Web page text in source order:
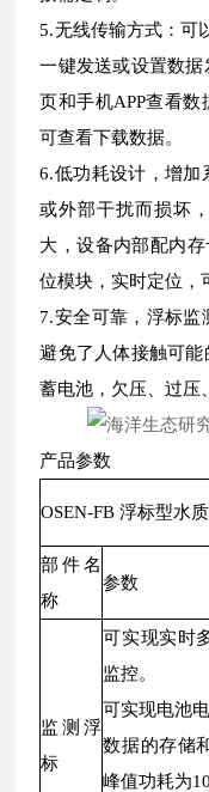
5.无线传输方式：可
一键发送或设置数
页和手机APP查看
可查看下载数据。
6.低功耗设计，增加
或外部干扰而损坏
大，设备内部配内
位模块，实时定位，
7.安全可靠，浮标监
避免了人体接触可
蓄电池，欠压、过压
产品参数
OSEN-FB 浮标型水
部件名
称
参数
监测浮
标
可实现实时
监控。
可实现电池
数据的存储
峰值功耗为